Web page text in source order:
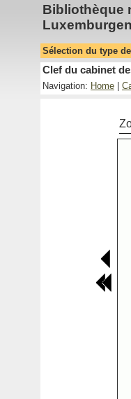
Bibliothèque
Sélection du type
Clef du cabinet
Navigation: Home